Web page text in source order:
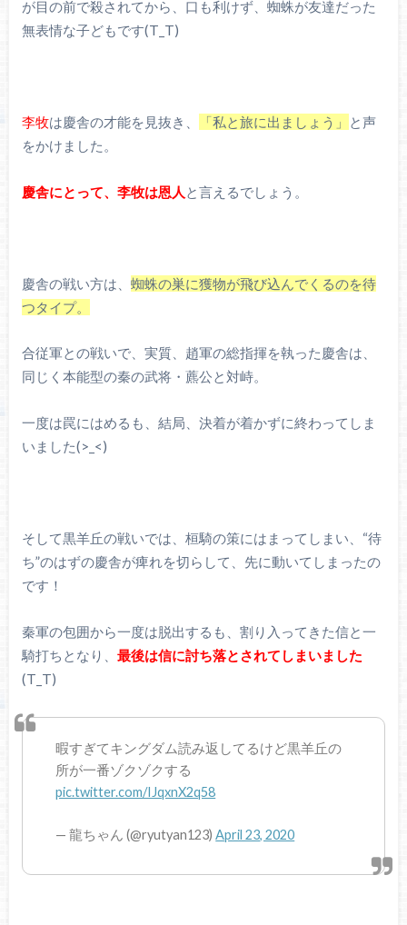
が目の前で殺されてから、口も利けず、蜘蛛が友達だった
無表情な子どもです(T_T)
李牧は慶舎の才能を見抜き、 「私と旅に出ましょう」
と声
をかけました。
慶舎にとって、李牧は恩人 と言えるでしょう。
慶舎の戦い方は、 蜘蛛の巣に獲物が飛び込んでくるのを待
つタイプ。
合従軍との戦いで、実質、趙軍の総指揮を執った慶舎は、
同じく本能型の秦の武将・藨公と対峙。
一度は罠にはめるも、結局、決着が着かずに終わってしま
いました(>_<)
そして黒羊丘の戦いでは、桓騎の策にはまってしまい、“待
ち”のはずの慶舎が痺れを切らして、先に動いてしまったの
です！
秦軍の包囲から一度は脱出するも、割り入ってきた信と一
騎打ちとなり、 最後は信に討ち落とされてしまいました
(T_T)
暇すぎてキングダム読み返してるけど黒羊丘の
所が一番ゾクゾクする
pic.twitter.com/IJqxnX2q58
— 龍ちゃん (@ryutyan123)April 23, 2020